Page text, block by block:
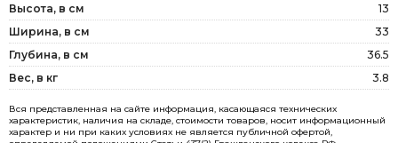
Высота, в см
13
Ширина, в см
33
Глубина, в см
36.5
Вес, в кг
3.8
Вся представленная на сайте информация, касающаяся технических
характеристик, наличия на складе, стоимости товаров, носит информационный
характер и ни при каких условиях не является публичной офертой,